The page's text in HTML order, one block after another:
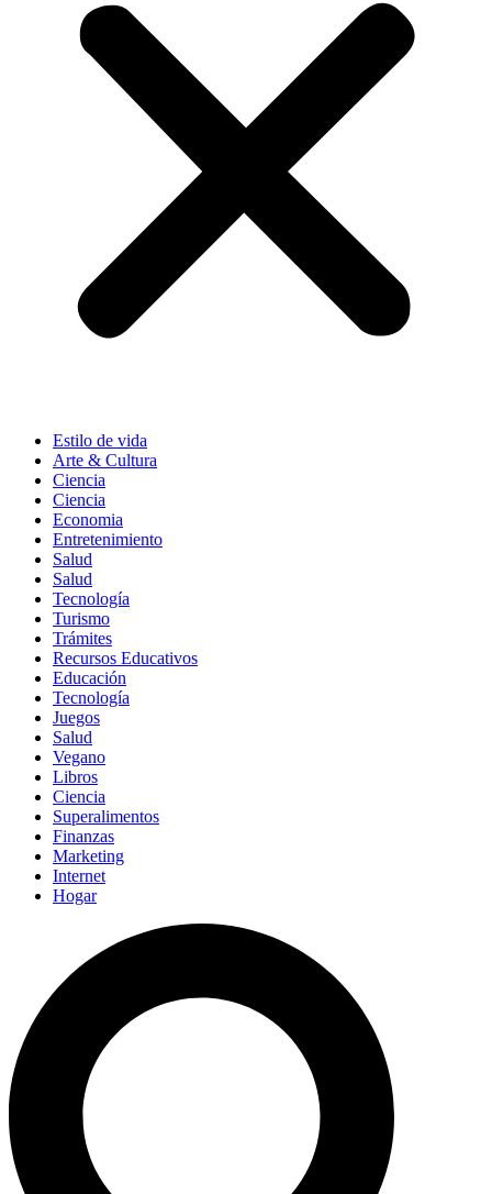
Estilo de vida
Arte & Cultura
Ciencia
Ciencia
Economia
Entretenimiento
Salud
Salud
Tecnología
Turismo
Trámites
Recursos Educativos
Educación
Tecnología
Juegos
Salud
Vegano
Libros
Ciencia
Superalimentos
Finanzas
Marketing
Internet
Hogar